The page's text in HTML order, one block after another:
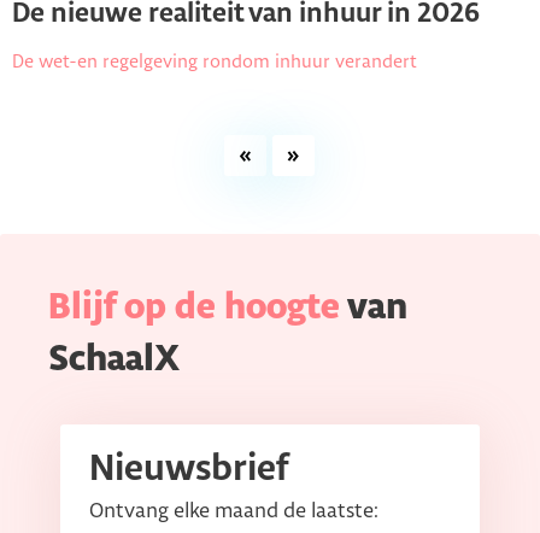
De nieuwe realiteit van inhuur in 2026
De wet-en regelgeving rondom inhuur verandert
« »
Blijf op de hoogte van
SchaalX
Nieuwsbrief
Ontvang elke maand de laatste: